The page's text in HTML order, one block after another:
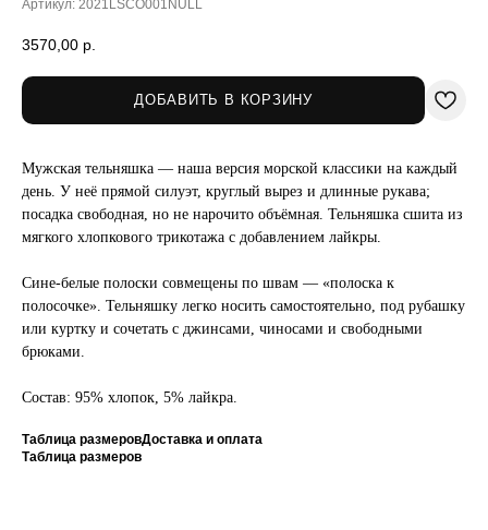
Артикул: 2021LSCO001NULL
3570,00 р.
ДОБАВИТЬ В КОРЗИНУ
Мужская тельняшка — наша версия морской классики на каждый
день. У неё прямой силуэт, круглый вырез и длинные рукава;
посадка свободная, но не нарочито объёмная. Тельняшка сшита из
мягкого хлопкового трикотажа с добавлением лайкры.
Сине-белые полоски совмещены по швам — «полоска к
полосочке». Тельняшку легко носить самостоятельно, под рубашку
или куртку и сочетать с джинсами, чиносами и свободными
брюками.
Состав: 95% хлопок, 5% лайкра.
Таблица размеровДоставка и оплата
Таблица размеров